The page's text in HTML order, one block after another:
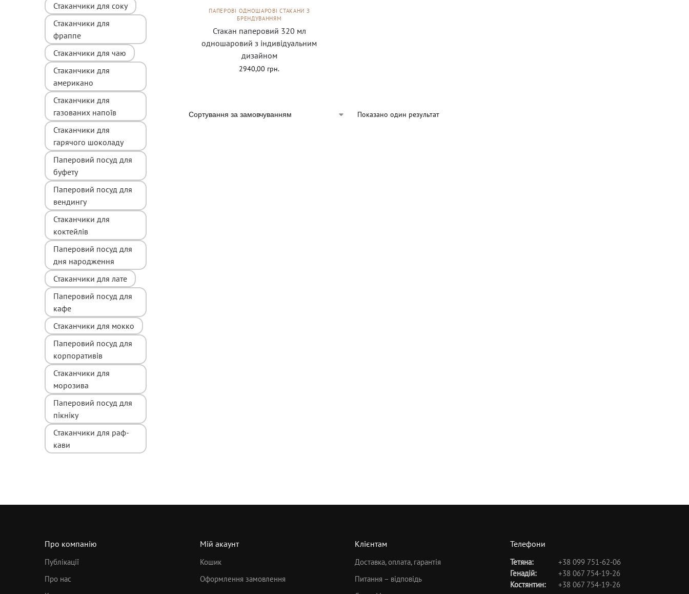
ПАПЕРОВІ ОДНОШАРОВІ СТАКАНИ З
БРЕНДУВАННЯМ
Стакан паперовий 320 мл
одношаровий з індивідуальним
дизайном
2940,00 грн.
Показано один результат
Стаканчики для соку
Стаканчики для
фраппе
Стаканчики для чаю
Стаканчики для
американо
Стаканчики для
газованих напоїв
Стаканчики для
гарячого шоколаду
Паперовий посуд для
буфету
Паперовий посуд для
вендингу
Стаканчики для
коктейлів
Паперовий посуд для
дня народження
Стаканчики для лате
Паперовий посуд для
кафе
Стаканчики для мокко
Паперовий посуд для
корпоративів
Стаканчики для
морозива
Паперовий посуд для
пікніку
Стаканчики для раф-
кави
Про компанію
Публікації
Про нас
Мій акаунт
Кошик
Оформлення замовлення
Клієнтам
Доставка, оплата, гарантія
Питання – відповідь
Телефони
Тетяна:
+38 099 751-62-06
Генадій:
+38 067 754-19-26
Костянтин:
+38 067 754-19-26